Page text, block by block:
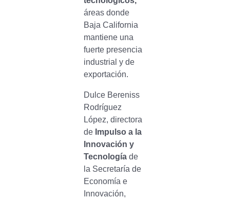
áreas donde
Baja California
mantiene una
fuerte presencia
industrial y de
exportación.
Dulce Bereniss
Rodríguez
López, directora
de Impulso a la
Innovación y
Tecnologíade
la Secretaría de
Economía e
Innovación,